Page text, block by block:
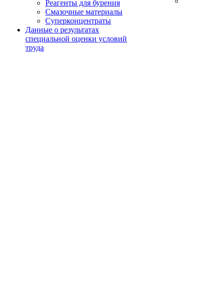
Реагенты для бурения
Смазочные материалы
Суперконцентраты
Данные о результатах
специальной оценки условий
труда